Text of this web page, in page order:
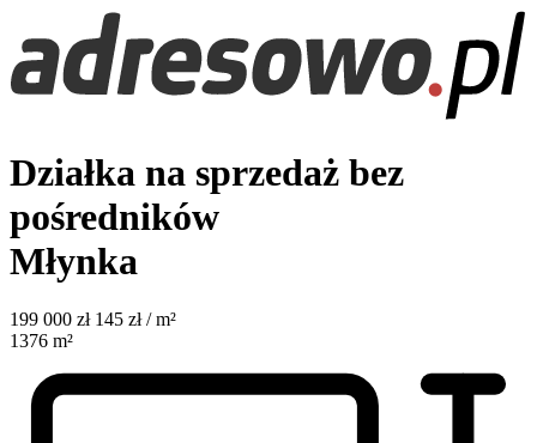
Działka na sprzedaż bez
pośredników
Młynka
199 000 zł 145 zł / m²
1376 m²